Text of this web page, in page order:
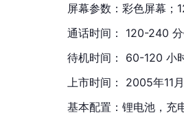
屏幕参数：彩色屏幕；
通话时间： 120-240
待机时间： 60-120 小
上市时间： 2005年11月
基本配置：锂电池，充